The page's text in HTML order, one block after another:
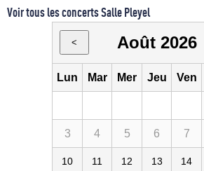
Voir tous les concerts Salle Pleyel
< Août 2026
Lun Mar Mer Jeu Ven
3 4 5 6 7
10 11 12 13 14